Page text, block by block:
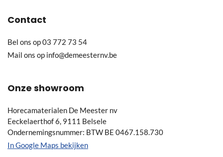
Contact
Bel ons op03 772 73 54
Mail ons op info@demeesternv.be
Onze showroom
Horecamaterialen De Meester nv
Eeckelaerthof 6, 9111 Belsele
Ondernemingsnummer: BTW BE 0467.158.730
In Google Maps bekijken